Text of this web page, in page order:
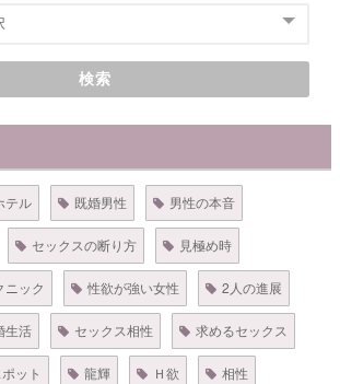
検索
テル 既婚男性 男性の本音
セックスの断り方 見極め時
ニック 性欲が強い女性 2人の進展
生活 セックス相性 求めるセックス
ット 龍輝 Ｈ欲 相性